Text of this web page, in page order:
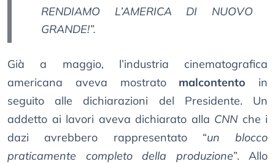
RENDIAMO L’AMERICA DI NUOVO
GRANDE!”.
Già a maggio, l’industria cinematografica
americana aveva mostrato malcontento in
seguito alle dichiarazioni del Presidente. Un
addetto ai lavori aveva dichiarato alla CNN che i
dazi avrebbero rappresentato “un blocco
praticamente completo della produzione”. Allo